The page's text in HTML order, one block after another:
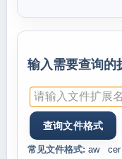
输入需要查询的
常见文件格式: aw cer